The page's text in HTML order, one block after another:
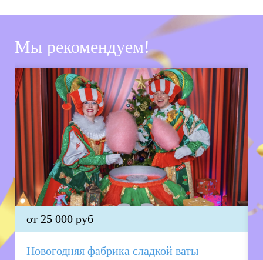
Мы рекомендуем!
от 25 000 руб
Новогодняя фабрика сладкой ваты